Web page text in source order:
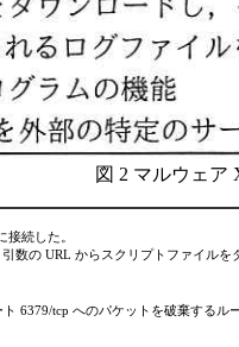
図 2 マルウェア
続した。
数の URL からスクリプトファイル
6379/tcp へのパケットを破棄するル